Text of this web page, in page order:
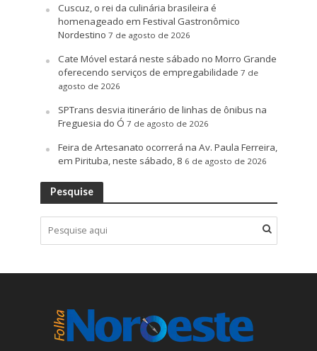
Cuscuz, o rei da culinária brasileira é
homenageado em Festival Gastronômico
Nordestino 7 de agosto de 2026
Cate Móvel estará neste sábado no Morro Grande
oferecendo serviços de empregabilidade 7 de
agosto de 2026
SPTrans desvia itinerário de linhas de ônibus na
Freguesia do Ó 7 de agosto de 2026
Feira de Artesanato ocorrerá na Av. Paula Ferreira,
em Pirituba, neste sábado, 8 6 de agosto de 2026
Pesquise